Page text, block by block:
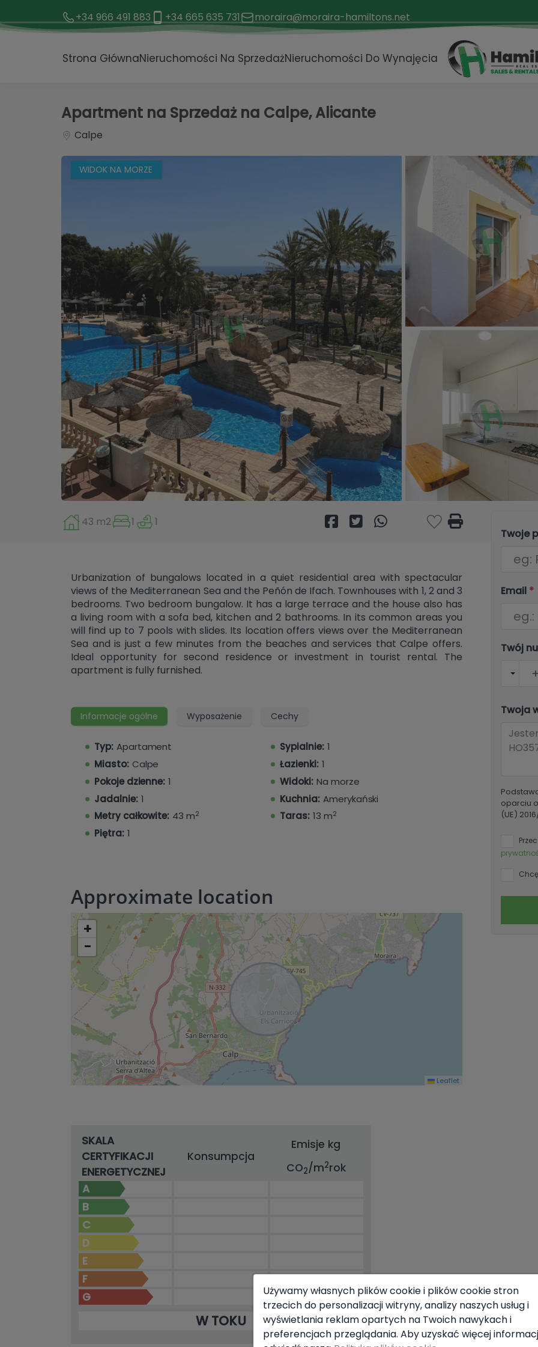
+34 966 491 883 +34 665 635 731 moraira@moraira-hamiltons.net
Strona GłównaNieruchomości Na SprzedażNieruchomości Do Wynajęcia
Apartment na Sprzedaż na Calpe, Alicante
Calpe
WIDOK NA MORZE
43 m2 1 1
Urbanization of bungalows located in a quiet residential area with spectacular
views of the Mediterranean Sea and the Peñón de Ifach. Townhouses with 1, 2 and 3
bedrooms. Two bedroom bungalow. It has a large terrace and the house also has
a living room with a sofa bed, kitchen and 2 bathrooms. In its common areas you
will find up to 7 pools with slides. Its location offers views over the Mediterranean
Sea and is just a few minutes from the beaches and services that Calpe offers.
Ideal opportunity for second residence or investment in tourist rental. The
apartment is fully furnished.
Informacje ogólne Wyposażenie Cechy
Typ: Apartament Sypialnie: 1
Miasto: Calpe Łazienki: 1
Pokoje dzienne: 1 Widoki: Na morze
Jadalnie: 1 Kuchnia: Amerykański
Metry całkowite: 43 m2 Taras: 13 m2
Piętra: 1
Approximate location
+
−
Leaflet
SKALA
CERTYFIKACJI
ENERGETYCZNEJ
Konsumpcja
Emisje kg
CO2/m2rok
A
B
C
D
E
F
G
W TOKU
Twoje
Email *
Twój
Twoja
oparciu
(UE)
Używamy własnych plików cookie i plików cookie stron
trzecich do personalizacji witryny, analizy naszych usług i
wyświetlania reklam opartych na Twoich nawykach i
preferencjach przeglądania. Aby uzyskać więcej
1 / 17